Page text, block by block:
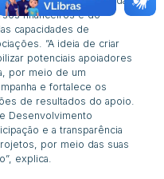
financeiros e do
capacidades de
”A ideia de criar
potenciais apoiadores
por meio de um
e fortalece os
de resultados do apoio.
Desenvolvimento
e a transparência
por meio das suas
explica.